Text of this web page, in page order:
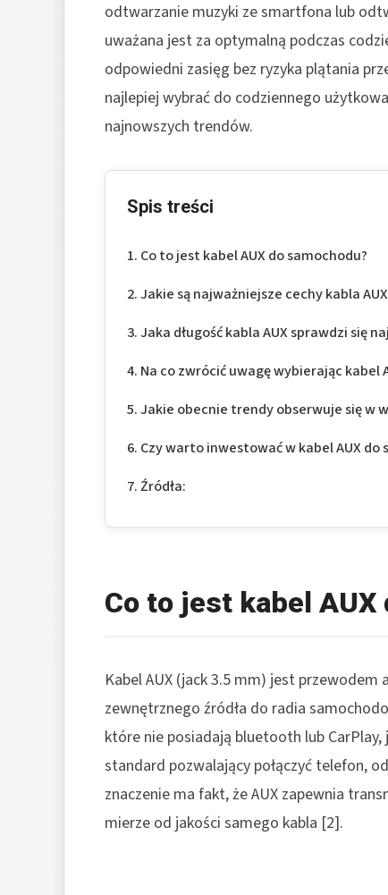
odtwarzanie muzyki ze smartfona lub
uważana jest za optymalną podczas
odpowiedni zasięg bez ryzyka plątania
najlepiej wybrać do codziennego
najnowszych trendów.
Spis treści
Co to jest kabel AUX do samochodu?
Jakie są najważniejsze cechy kabla
Jaka długość kabla AUX sprawdzi się
Na co zwrócić uwagę wybierając kabel
Jakie obecnie trendy obserwuje się w
Czy warto inwestować w kabel AUX do
Źródła:
Co to jest kabel AUX
Kabel AUX (jack 3.5 mm) jest
zewnętrznego źródła do radia
które nie posiadają bluetooth lub
standard pozwalający połączyć telefon,
znaczenie ma fakt, że AUX zapewnia
mierze od jakości samego kabla [2].